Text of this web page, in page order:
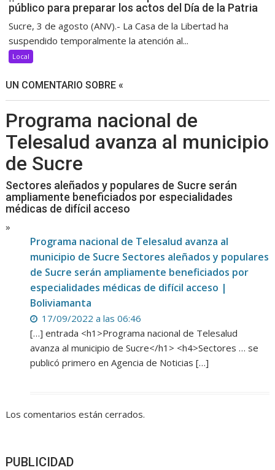
público para preparar los actos del Día de la Patria
Sucre, 3 de agosto (ANV).- La Casa de la Libertad ha
suspendido temporalmente la atención al...
Local
UN COMENTARIO SOBRE «
Programa nacional de
Telesalud avanza al municipio
de Sucre
Sectores aleñados y populares de Sucre serán
ampliamente beneficiados por especialidades
médicas de difícil acceso
»
Programa nacional de Telesalud avanza al
municipio de Sucre Sectores aleñados y populares
de Sucre serán ampliamente beneficiados por
especialidades médicas de difícil acceso |
Boliviamanta
17/09/2022 a las 06:46
[…] entrada <h1>Programa nacional de Telesalud
avanza al municipio de Sucre</h1> <h4>Sectores … se
publicó primero en Agencia de Noticias […]
Los comentarios están cerrados.
PUBLICIDAD